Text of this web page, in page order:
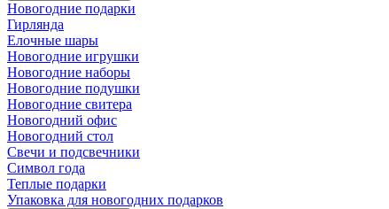
Новогодние подарки
Гирлянда
Елочные шары
Новогодние игрушки
Новогодние наборы
Новогодние подушки
Новогодние свитера
Новогодний офис
Новогодний стол
Свечи и подсвечники
Символ года
Теплые подарки
Упаковка для новогодних подарков